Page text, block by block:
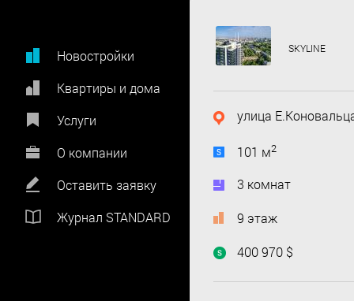
Новостройки
Квартиры и дома
Услуги
О компании
Оставить заявку
Журнал STANDARD
SKYLINE
улица
101 м2
3 комнат
9 этаж
400 970 $